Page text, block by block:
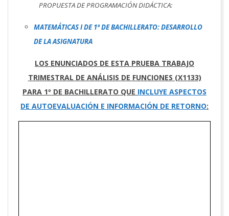
PROPUESTA DE PROGRAMACIÓN DIDÁCTICA:
MATEMÁTICAS I DE 1º DE BACHILLERATO: DESARROLLO
DE LA ASIGNATURA
LOS ENUNCIADOS DE ESTA PRUEBA TRABAJO
TRIMESTRAL DE ANÁLISIS DE FUNCIONES (X1133)
PARA 1º DE BACHILLERATO QUE INCLUYE ASPECTOS
DE AUTOEVALUACIÓN E INFORMACIÓN DE RETORNO: